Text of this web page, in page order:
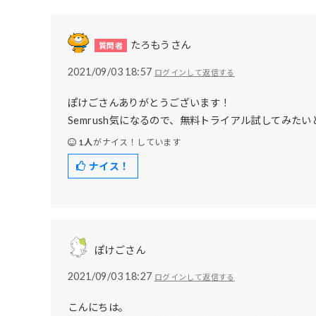
たろもうさん
2021/09/03 18:57 ログインして返信する
ぽけごさんありがとうございます！
Semrush気になるので、無料トライアル試してみたい
1人がナイス！しています
ナイス！
ぽけごさん
2021/09/03 18:27 ログインして返信する
こんにちは。